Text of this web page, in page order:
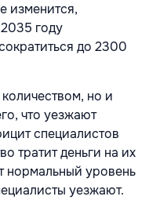
изменится,
году
до 2300
но и
что уезжают
специалистов
тратит деньги на их
нормальный уровень
уезжают.